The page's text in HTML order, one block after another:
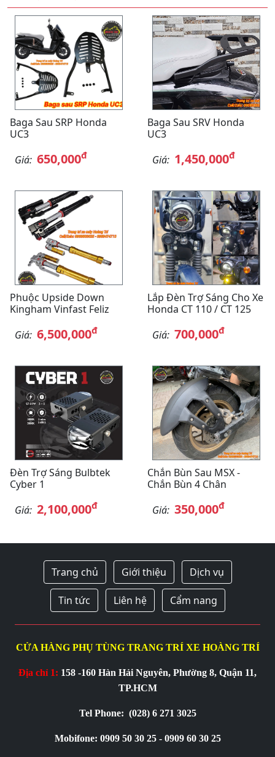
Baga Sau SRP Honda
UC3
Giá: 650,000đ
Baga Sau SRV Honda
UC3
Giá: 1,450,000đ
Phuộc Upside Down
Kingham Vinfast Feliz
Giá: 6,500,000đ
Lắp Đèn Trợ Sáng Cho Xe
Honda CT 110 / CT 125
Giá: 700,000đ
Đèn Trợ Sáng Bulbtek
Cyber 1
Giá: 2,100,000đ
Chắn Bùn Sau MSX -
Chắn Bùn 4 Chân
Giá: 350,000đ
Trang chủ Giới thiệu Dịch vụ
Tin tức Liên hệ Cẩm nang
CỬA HÀNG PHỤ TÙNG TRANG TRÍ XE HOÀNG TRÍ
Địa chỉ 1: 158 -160 Hàn Hải Nguyên, Phường 8, Quận 11,
TP.HCM
Tel Phone: (028) 6 271 3025
Mobifone: 0909 50 30 25 - 0909 60 30 25